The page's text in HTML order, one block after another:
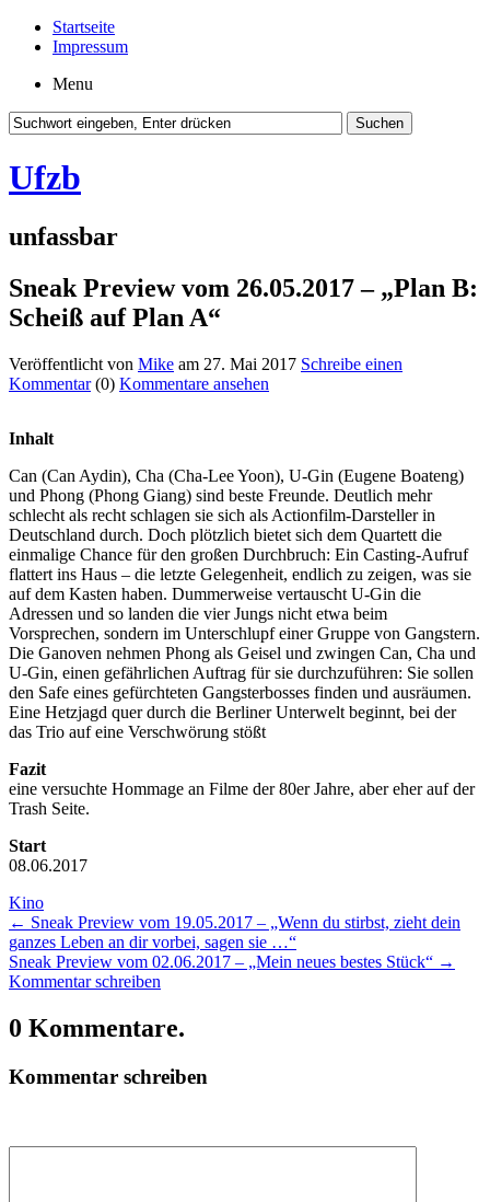
Startseite
Impressum
Menu
Ufzb
unfassbar
Sneak Preview vom 26.05.2017 – „Plan B:
Scheiß auf Plan A“
Veröffentlicht von Mike am 27. Mai 2017 Schreibe einen
Kommentar(0) Kommentare ansehen
Inhalt
Can (Can Aydin), Cha (Cha-Lee Yoon), U-Gin (Eugene Boateng)
und Phong (Phong Giang) sind beste Freunde. Deutlich mehr
schlecht als recht schlagen sie sich als Actionfilm-Darsteller in
Deutschland durch. Doch plötzlich bietet sich dem Quartett die
einmalige Chance für den großen Durchbruch: Ein Casting-Aufruf
flattert ins Haus – die letzte Gelegenheit, endlich zu zeigen, was sie
auf dem Kasten haben. Dummerweise vertauscht U-Gin die
Adressen und so landen die vier Jungs nicht etwa beim
Vorsprechen, sondern im Unterschlupf einer Gruppe von Gangstern.
Die Ganoven nehmen Phong als Geisel und zwingen Can, Cha und
U-Gin, einen gefährlichen Auftrag für sie durchzuführen: Sie sollen
den Safe eines gefürchteten Gangsterbosses finden und ausräumen.
Eine Hetzjagd quer durch die Berliner Unterwelt beginnt, bei der
das Trio auf eine Verschwörung stößt
Fazit
eine versuchte Hommage an Filme der 80er Jahre, aber eher auf der
Trash Seite.
Start
08.06.2017
Kino
← Sneak Preview vom 19.05.2017 – „Wenn du stirbst, zieht dein
ganzes Leben an dir vorbei, sagen sie …“
Sneak Preview vom 02.06.2017 – „Mein neues bestes Stück“ →
Kommentar schreiben
0 Kommentare.
Kommentar schreiben